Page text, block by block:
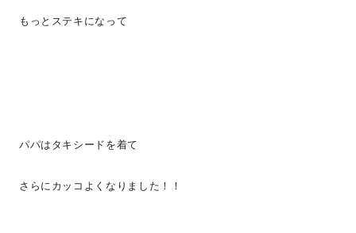
もっとステキになって
パパはタキシードを着て
さらにカッコよくなりました！！